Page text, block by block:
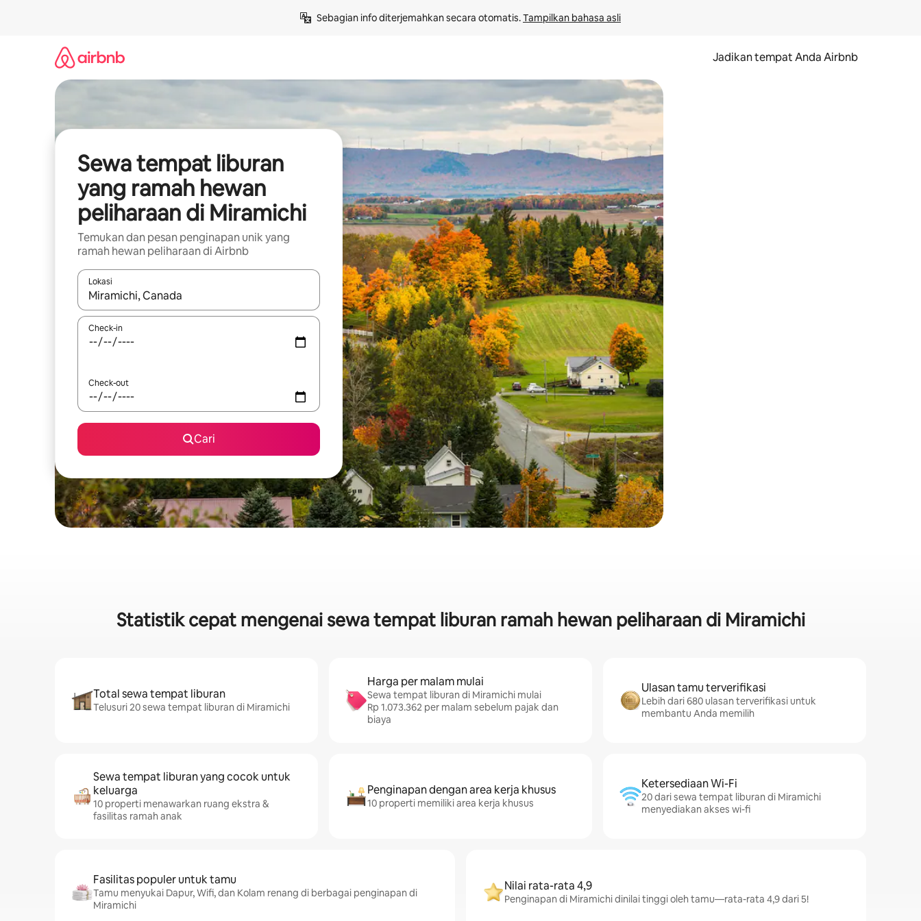
Sebagian info diterjemahkan secara otomatis. Tampilkan bahasa asli
Jadikan tempat Anda Airbnb
Sewa tempat liburan
yang ramah hewan
peliharaan di Miramichi
Temukan dan pesan penginapan unik yang
ramah hewan peliharaan di Airbnb
Lokasi
Jika hasil yang dicari tersedia, telusuri dengan tombol panah ke atas dan ke bawah atau jelajahi dengan sentuhan atau gerakan menggeser.
Check-in
Check-out
Cari
Statistik cepat mengenai sewa tempat liburan ramah hewan peliharaan di Miramichi
Total sewa tempat liburan
Telusuri 20 sewa tempat liburan di Miramichi
Harga per malam mulai
Sewa tempat liburan di Miramichi mulai
Rp 1.073.362 per malam sebelum pajak dan
biaya
Ulasan tamu terverifikasi
Lebih dari 680 ulasan terverifikasi untuk
membantu Anda memilih
Sewa tempat liburan yang cocok untuk
keluarga
10 properti menawarkan ruang ekstra &
fasilitas ramah anak
Penginapan dengan area kerja khusus
10 properti memiliki area kerja khusus
Ketersediaan Wi-Fi
20 dari sewa tempat liburan di Miramichi
menyediakan akses wi-fi
Fasilitas populer untuk tamu
Tamu menyukai Dapur, Wifi, dan Kolam renang di berbagai penginapan di
Miramichi
Nilai rata-rata 4,9
Penginapan di Miramichi dinilai tinggi oleh tamu—rata-rata 4,9 dari 5!